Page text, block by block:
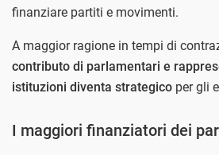
finanziare partiti e movimenti.
A maggior ragione in tempi di
contributo di parlamentari e
istituzioni diventa strategico per gli
I maggiori finanziatori dei